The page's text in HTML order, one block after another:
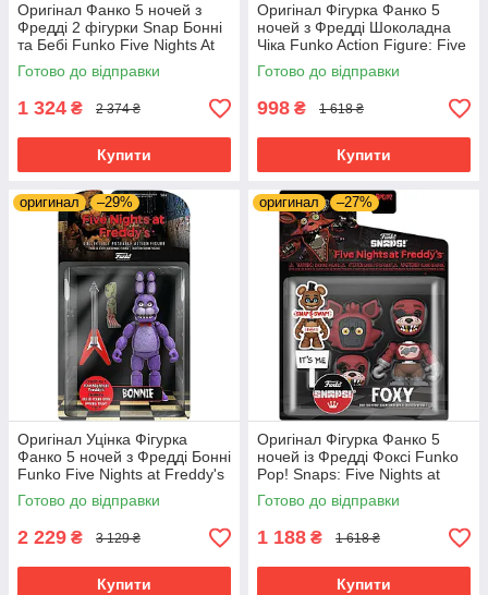
Оригінал Фанко 5 ночей з
Фредді 2 фігурки Snap Бонні
та Бебі Funko Five Nights At
Freddy's (FNAF) Snap Bon
Bon Bonnnie&Baby
Готово до відправки
1 324 ₴ 2 374 ₴
Купити
Оригінал Фігурка Фанко 5
ночей з Фредді Шоколадна
Чіка Funko Action Figure: Five
Nights at Freddy's- Chocolate
Chica
Готово до відправки
998 ₴ 1 618 ₴
Купити
оригинал –29%
Оригінал Уцінка Фігурка
Фанко 5 ночей з Фредді Бонні
Funko Five Nights at Freddy's
(FNAF) — Bonnie The Rabbit
8849
Готово до відправки
2 229 ₴ 3 129 ₴
Купити
оригинал –27%
Оригінал Фігурка Фанко 5
ночей із Фредді Фоксі Funko
Pop! Snaps: Five Nights at
Freddy's - Foxy 64921
Готово до відправки
1 188 ₴ 1 618 ₴
Купити